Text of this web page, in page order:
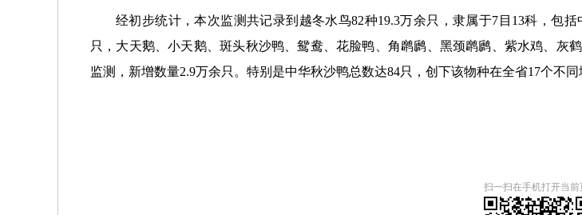
经初步统计，本次监测共记录到越冬水鸟82种19.3万余只，隶属于7目13科，包
只，大天鹅、小天鹅、斑头秋沙鸭、鸳鸯、花脸鸭、角䴙䴘、黑颈䴙䴘、紫水鸡、灰
监测，新增数量2.9万余只。特别是中华秋沙鸭总数达84只，创下该物种在全省17个不同
扫一扫在手机打开当前